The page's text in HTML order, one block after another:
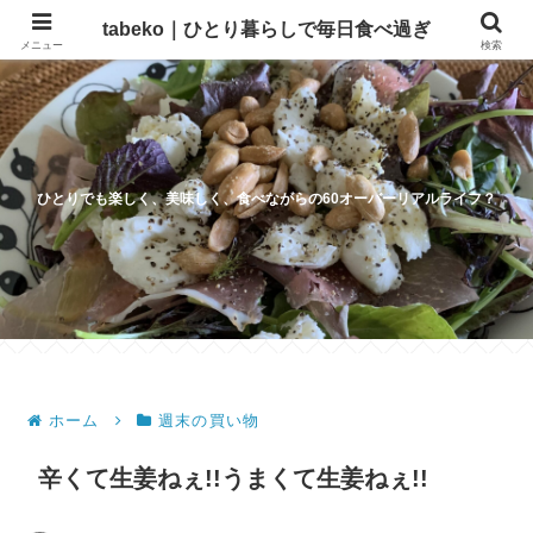
ひとりでも楽しく、美味しく、食べながらの60オーバーリアルライフ？
ホーム 週末の買い物
辛くて生姜ねぇ!!うまくて生姜ねぇ!!
メニュー
tabeko｜ひとり暮らしで毎日食べ過ぎ
検索